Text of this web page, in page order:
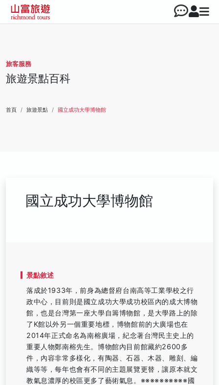
旅客服務
旅遊景點百科
首頁 旅遊景點 國立成功大學博物館
國立成功大學博物館
景點敘述
落成於1933年，前身為總督府台南高等工業學校之行
政中心，目前則是國立成功大學成功校區內的成大博物
館，也是台灣第一座大學自籌博物館，是大學路上的除
了K館以外另一個重要地標，博物館前的大廣場也在
2014年正式命名為南榕廣場，紀念著台灣民主史上的
重要人物鄭南榕先生。博物館內目前館藏約2600多
件，內容非常多樣化，有陶器、石器、木器、雕刻、編
織等等，每年也會有不同的主題展覽更替，讓原本就文
教氣息濃厚的校區更多了藝術氣息。※※※※※※※※※※國